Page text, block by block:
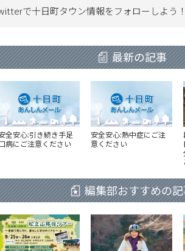
で十日町タウン情報をフォローしよう！
最新の記事
全安心:引き続き手足
病にご注意ください
安全安心:熱中症にご注
意ください
編集部おすすめの